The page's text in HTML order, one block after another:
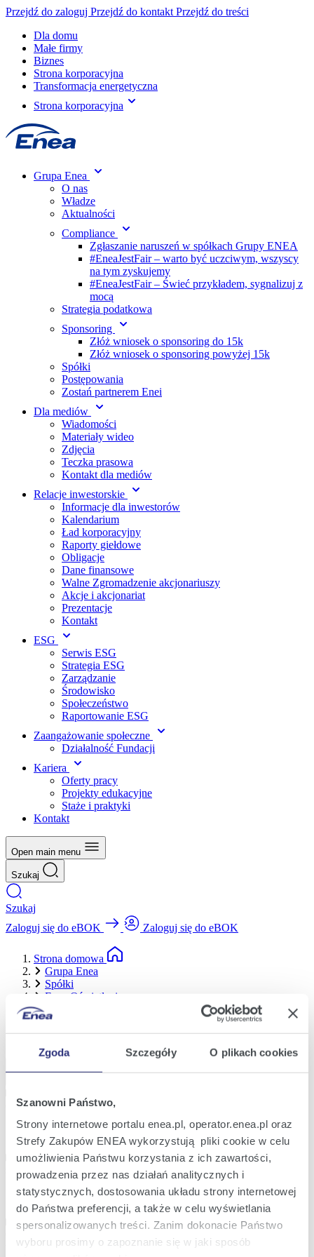
Zgoda Szczegóły O plikach cookies
Szanowni Państwo,
Strony internetowe portalu enea.pl, operator.enea.pl oraz
Strefy Zakupów ENEA wykorzystują pliki cookie w celu
umożliwienia Państwu korzystania z ich zawartości,
prowadzenia przez nas działań analitycznych i
statystycznych, dostosowania układu strony internetowej
do Państwa preferencji, a także w celu wyświetlania
spersonalizowanych treści. Zanim dokonacie Państwo
wyboru prosimy o zapoznanie się w jaki sposób
Przejdź do zaloguj Przejdź do kontakt Przejdź do treści
Dla domu
Małe firmy
Biznes
Strona korporacyjna
Transformacja energetyczna
Strona korporacyjna
Grupa Enea
O nas
Władze
Aktualności
Compliance
Zgłaszanie naruszeń w spółkach Grupy ENEA
#EneaJestFair – warto być uczciwym, wszyscy
na tym zyskujemy
#EneaJestFair – Świeć przykładem, sygnalizuj z
mocą
Strategia podatkowa
Sponsoring
Złóż wniosek o sponsoring do 15k
Złóż wniosek o sponsoring powyżej 15k
Spółki
Postępowania
Zostań partnerem Enei
Dla mediów
Wiadomości
Materiały wideo
Zdjęcia
Teczka prasowa
Kontakt dla mediów
Relacje inwestorskie
Informacje dla inwestorów
Kalendarium
Ład korporacyjny
Raporty giełdowe
Obligacje
Dane finansowe
Walne Zgromadzenie akcjonariuszy
Akcje i akcjonariat
Prezentacje
Kontakt
ESG
Serwis ESG
Strategia ESG
Zarządzanie
Środowisko
Społeczeństwo
Raportowanie ESG
Zaangażowanie społeczne
Działalność Fundacji
Kariera
Oferty pracy
Projekty edukacyjne
Staże i praktyki
Kontakt
Open main menu
Szukaj
Szukaj
Zaloguj się do eBOK
Zaloguj się do eBOK
Strona domowa
Grupa Enea
Spółki
Enea Oświetlenie sp. z o. o.
Obowiązek informacyjny
o.o
Obowiązek informacyjny dla Kontrahentów ENEA Oświetlenie
sp. z o.o.
Obowiązek informacyjny dla osób występujących do ENEA
Oświetlenie sp. z o.o. o wydanie warunków, uzgodnienia
techniczne, likwidację kolizji